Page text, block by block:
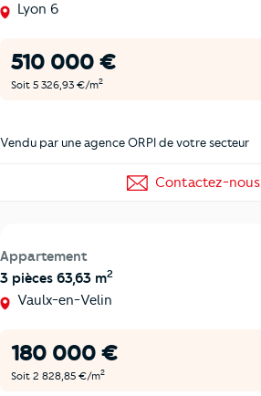
Lyon 6
510 000 €
Soit 5 326,93 €/m2
Vendu par une agence ORPI de votre secteur
Contactez-nous
Appartement
3 pièces 63,63 m2
Vaulx-en-Velin
180 000 €
Soit 2 828,85 €/m2